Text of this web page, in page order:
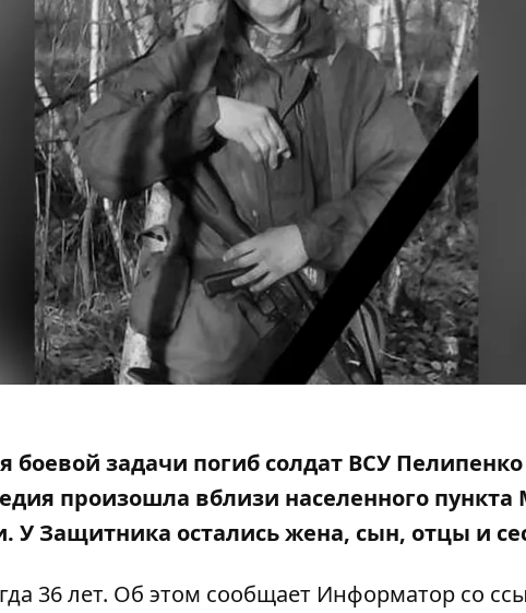
задачи погиб солдат ВСУ
произошла вблизи населенного
. У Защитника остались жена, сын, отцы и
36 лет. Об этом сообщает Информатор со